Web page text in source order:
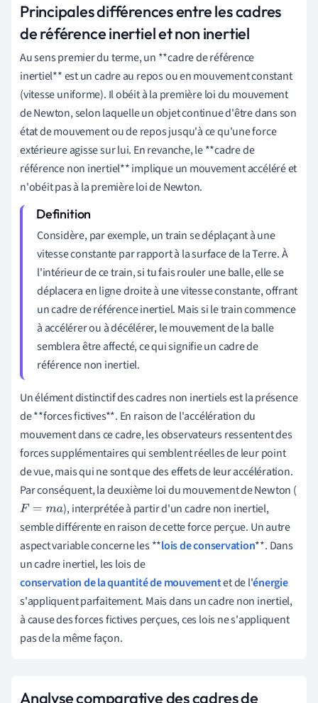
Principales différences entre les cadres
de référence inertiel et non inertiel
Au sens premier du terme, un **cadre de référence
inertiel** est un cadre au repos ou en mouvement constant
(vitesse uniforme). Il obéit à la première loi du mouvement
de Newton, selon laquelle un objet continue d'être dans son
état de mouvement ou de repos jusqu'à ce qu'une force
extérieure agisse sur lui. En revanche, le **cadre de
référence non inertiel** implique un mouvement accéléré et
n'obéit pas à la première loi de Newton.
Considère, par exemple, un train se déplaçant à une
vitesse constante par rapport à la surface de la Terre. À
l'intérieur de ce train, si tu fais rouler une balle, elle se
déplacera en ligne droite à une vitesse constante, offrant
un cadre de référence inertiel. Mais si le train commence
à accélérer ou à décélérer, le mouvement de la balle
semblera être affecté, ce qui signifie un cadre de
référence non inertiel.
Un élément distinctif des cadres non inertiels est la présence
de **forces fictives**. En raison de l'accélération du
mouvement dans ce cadre, les observateurs ressentent des
forces supplémentaires qui semblent réelles de leur point
de vue, mais qui ne sont que des effets de leur accélération.
Par conséquent, la deuxième loi du mouvement de Newton (
F= ma
), interprétée à partir d'un cadre non inertiel,
semble différente en raison de cette force perçue. Un autre
aspect variable concerne les **lois de conservation**. Dans
un cadre inertiel, les lois de
conservation de la quantité de mouvementet de l'énergie
s'appliquent parfaitement. Mais dans un cadre non inertiel,
à cause des forces fictives perçues, ces lois ne s'appliquent
pas de la même façon.
Analyse comparative des cadres de